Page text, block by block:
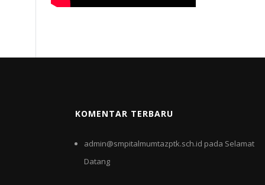
KOMENTAR TERBARU
admin@smpitalmumtazptk.sch.id pada Selamat
Datang